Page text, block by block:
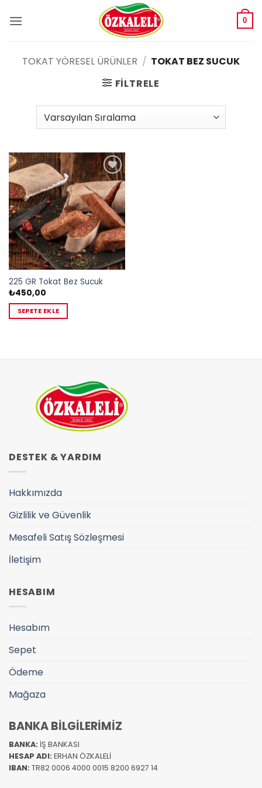
atla
0
TOKAT YÖRESEL ÜRÜNLER / TOKAT BEZ SUCUK
FILTRELE
Add to
wishlist
225 GR Tokat Bez Sucuk
₺450,00
SEPETE EKLE
DESTEK & YARDIM
Hakkımızda
Gizlilik ve Güvenlik
Mesafeli Satış Sözleşmesi
İletişim
HESABIM
Hesabım
Sepet
Ödeme
Mağaza
BANKA BİLGİLERİMİZ
BANKA: İŞ BANKASI
HESAP ADI: ERHAN ÖZKALELİ
IBAN: TR82 0006 4000 0015 8200 6927 14